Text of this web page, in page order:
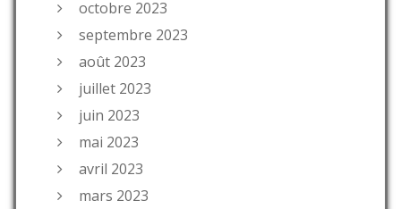
octobre 2023
septembre 2023
août 2023
juillet 2023
juin 2023
mai 2023
avril 2023
mars 2023